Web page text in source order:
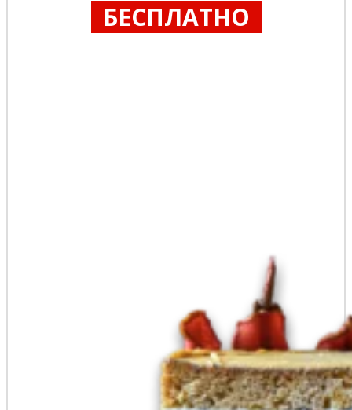
БЕСПЛАТНО